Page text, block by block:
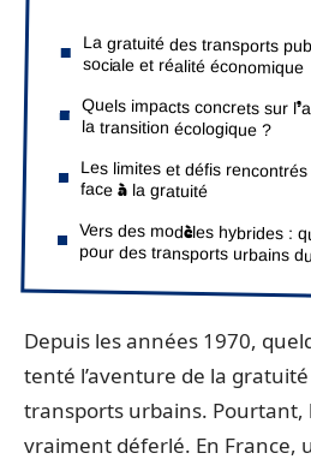
La gratuité des transports
sociale et réalité économique
Quels impacts concrets sur
la transition écologique ?
Les limites et défis
face à la gratuité
Vers des modèles hybrides :
pour des transports urbains
Depuis les années 1970,
tenté l’aventure de la
transports urbains. Pourtant,
vraiment déferlé. En France,